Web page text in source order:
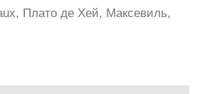
Плато де Хей, Максевиль,